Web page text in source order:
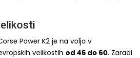
Power K2 je na voljo v
velikostih od 46 do 60. Zaradi